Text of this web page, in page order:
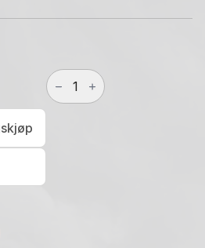
Coobra
Salt
Lakris